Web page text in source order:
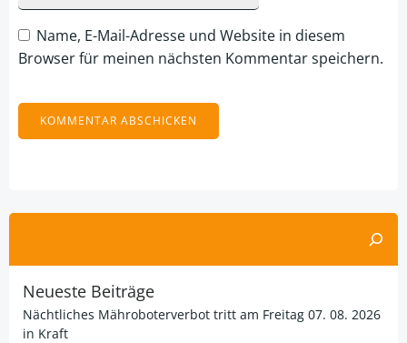
Name, E-Mail-Adresse und Website in diesem
Browser für meinen nächsten Kommentar speichern.
Neueste Beiträge
Nächtliches Mähroboterverbot tritt am Freitag 07. 08. 2026
in Kraft